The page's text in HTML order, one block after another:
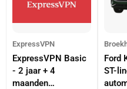
ExpressVPN
ExpressVPN Basic
- 2 jaar + 4
maanden
Ford
ST-